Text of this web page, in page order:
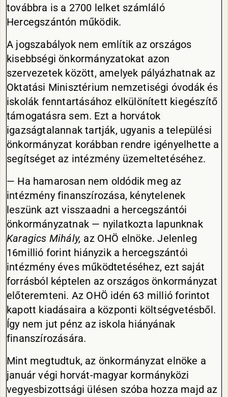
továbbra is a 2700 lelket számláló
Hercegszántón működik.
A jogszabályok nem említik az országos
kisebbségi önkormányzatokat azon
szervezetek között, amelyek pályázhatnak az
Oktatási Minisztérium nemzetiségi óvodák és
iskolák fenntartásához elkülönített kiegészítő
támogatásra sem. Ezt a horvátok
igazságtalannak tartják, ugyanis a települési
önkormányzat korábban rendre igényelhette a
segítséget az intézmény üzemeltetéséhez.
— Ha hamarosan nem oldódik meg az
intézmény finanszírozása, kénytelenek
leszünk azt visszaadni a hercegszántói
önkormányzatnak — nyilatkozta lapunknak
Karagics Mihály, az OHÖ elnöke. Jelenleg
16millió forint hiányzik a hercegszántói
intézmény éves működtetéséhez, ezt saját
forrásból képtelen az országos önkormányzat
előteremteni. Az OHÖ idén 63 millió forintot
kapott kiadásaira a központi költségvetésből.
Így nem jut pénz az iskola hiányának
finanszírozására.
Mint megtudtuk, az önkormányzat elnöke a
január végi horvát-magyar kormányközi
vegyesbizottsági ülésen szóba hozza majd az